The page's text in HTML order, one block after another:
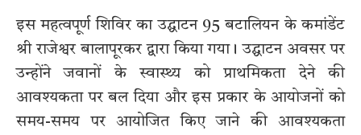
इस महत्वपूर्ण शिविर का उद्घाटन 95 बटालियन के कमांडेंट
श्री राजेश्वर बालापूरकर द्वारा किया गया। उद्घाटन अवसर पर
उन्होंने जवानों के स्वास्थ्य को प्राथमिकता देने की
आवश्यकता पर बल दिया और इस प्रकार के आयोजनों को
समय-समय पर आयोजित किए जाने की आवश्यकता